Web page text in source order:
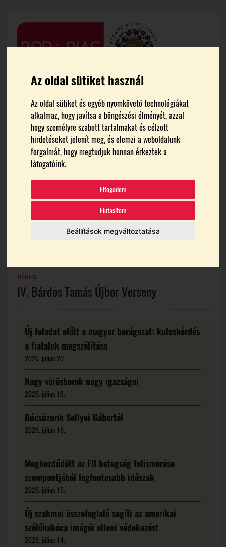
Az oldal sütiket használ
Az oldal sütiket és egyéb nyomkövető technológiákat
alkalmaz, hogy javítsa a böngészési élményét, azzal
hogy személyre szabott tartalmakat és célzott
hirdetéseket jelenít meg, és elemzi a weboldalunk
forgalmát, hogy megtudjuk honnan érkeztek a
látogatóink.
Elfogadom
Elutasítom
Beállítások megváltoztatása
FŐOLDAL CSCS SZŐLŐBIRTOK
CSCS Szőlőbirtok
HÍREK
IV. Bárdos Tamás Újbor Verseny
Új feladat előtt a magyar borágazat: kulcskérdés
a fiatalok megszólítása
2026. július 20.
Nagy vörösborok nagy igazságai
2026. július 18.
Búcsúzunk Sellyei Gábortól
2026. július 16.
Megkezdődött az FD betegség felismerése
szempontjából legfontosabb időszak
2026. július 15.
Új szakmai összefoglaló segíti az amerikai
szőlőkabóca imágói elleni védekezést
2026. július 14.